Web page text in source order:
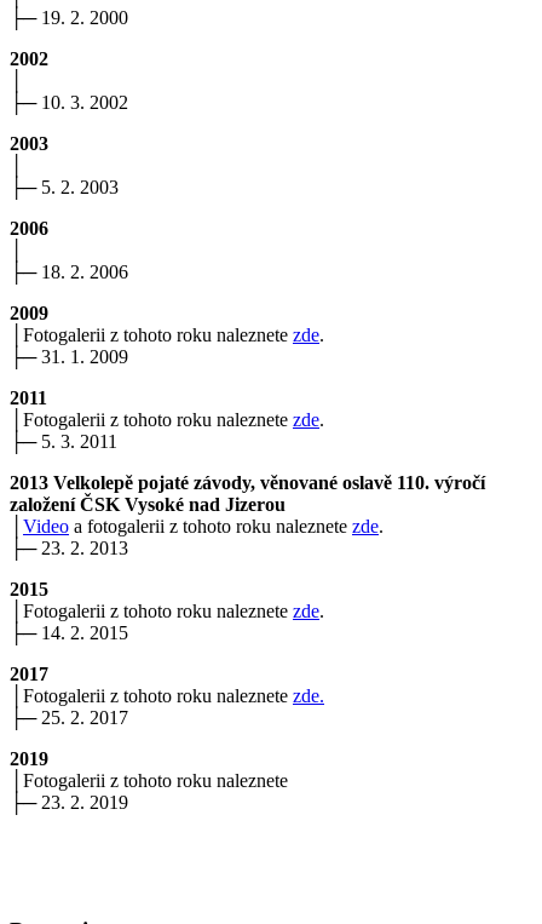
├─ 19. 2. 2000
2002
├─ 10. 3. 2002
2003
├─ 5. 2. 2003
2006
├─ 18. 2. 2006
2009
│Fotogalerii z tohoto roku naleznete zde.
├─ 31. 1. 2009
2011
│Fotogalerii z tohoto roku naleznete zde.
├─ 5. 3. 2011
2013 Velkolepě pojaté závody, věnované oslavě 110. výročí
založení ČSK Vysoké nad Jizerou
Video a fotogalerii z tohoto roku naleznete zde.
├─ 23. 2. 2013
2015
│Fotogalerii z tohoto roku naleznete zde.
├─ 14. 2. 2015
2017
│Fotogalerii z tohoto roku naleznete zde.
├─ 25. 2. 2017
2019
│Fotogalerii z tohoto roku naleznete
├─ 23. 2. 2019